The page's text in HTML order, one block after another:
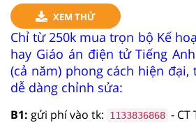
XEM THỬ
Chỉ từ 250k mua trọn bộ Kế
hay Giáo án điện tử Tiếng
(cả năm) phong cách hiện đại,
dễ dàng chỉnh sửa:
B1: gửi phí vào tk: 1133836868 - CT